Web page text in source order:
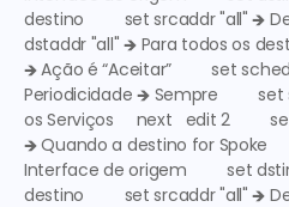
destino set srcaddr "all" 🡺
dstaddr "all" 🡺 Para todos os
🡺 Ação é “Aceitar”
Periodicidade 🡺 Sempre set
os Serviços next   edit 2
🡺 Quando a destino for Spoke
Interface de origem set
destino set srcaddr "all" 🡺